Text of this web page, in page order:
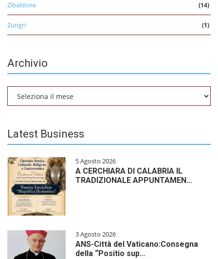
Zibaldone (14)
Zungri (1)
Archivio
Latest Business
5 Agosto 2026
A CERCHIARA DI CALABRIA IL
TRADIZIONALE APPUNTAMEN…
3 Agosto 2026
ANS-Città del Vaticano:Consegna
della “Positio sup…